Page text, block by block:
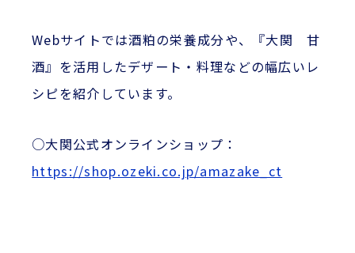
Webサイトでは酒粕の栄養成分や、『大関 甘
酒』を活用したデザート・料理などの幅広いレ
シピを紹介しています。
○大関公式オンラインショップ：
https://shop.ozeki.co.jp/amazake_ct